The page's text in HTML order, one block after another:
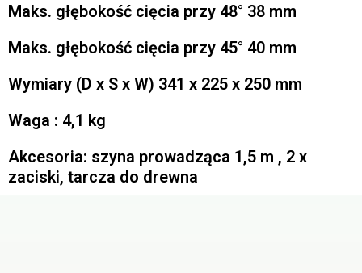
Maks. głębokość cięcia przy 48° 38 mm
Maks. głębokość cięcia przy 45° 40 mm
Wymiary (D x S x W) 341 x 225 x 250 mm
Waga : 4,1 kg
Akcesoria: szyna prowadząca 1,5 m , 2 x
zaciski, tarcza do drewna